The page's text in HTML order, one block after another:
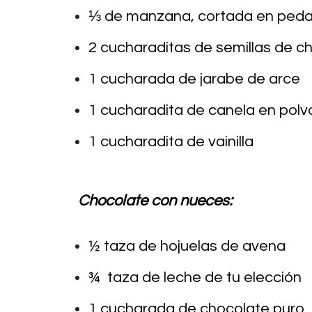
⅓ de manzana, cortada en
2 cucharaditas de semillas de
1 cucharada de jarabe de arce
1 cucharadita de canela en
1 cucharadita de vainilla
Chocolate con nueces:
½ taza de hojuelas de avena
¾ taza de leche de tu elección
1 cucharada de chocolate puro